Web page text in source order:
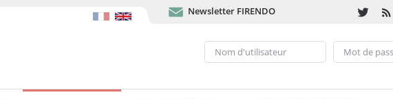
Newsletter FIRENDO